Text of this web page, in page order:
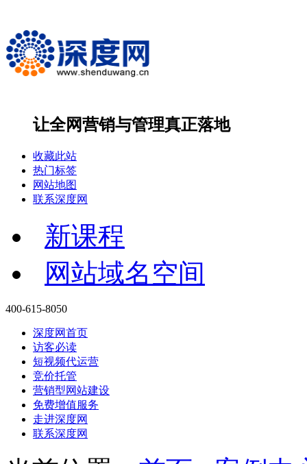
让全网营销与管理真正落地
收藏此站
热门标签
网站地图
联系深度网
新课程
网站域名空间
400-615-8050
深度网首页
访客必读
短视频代运营
竞价托管
营销型网站建设
免费增值服务
走进深度网
联系深度网